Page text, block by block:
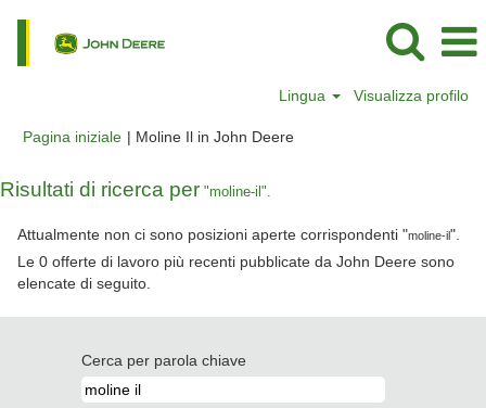
Lingua Visualizza profilo
Pagina iniziale | Moline Il in John Deere(pagina
Risultati di ricerca per "moline-il".
Attualmente non ci sono posizioni aperte corrispondenti "moline-il".
Le 0 offerte di lavoro più recenti pubblicate da John Deere sono
elencate di seguito.
Cerca per parola chiave